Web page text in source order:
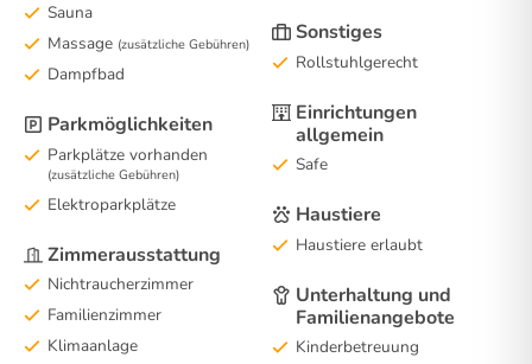
Sauna
Massage (zusätzliche Gebühren)
Dampfbad
Parkmöglichkeiten
Parkplätze vorhanden
(zusätzliche Gebühren)
Elektroparkplätze
Zimmerausstattung
Nichtraucherzimmer
Familienzimmer
Klimaanlage
Sonstiges
Rollstuhlgerecht
Einrichtungen
allgemein
Safe
Haustiere
Haustiere erlaubt
Unterhaltung und
Familienangebote
Kinderbetreuung